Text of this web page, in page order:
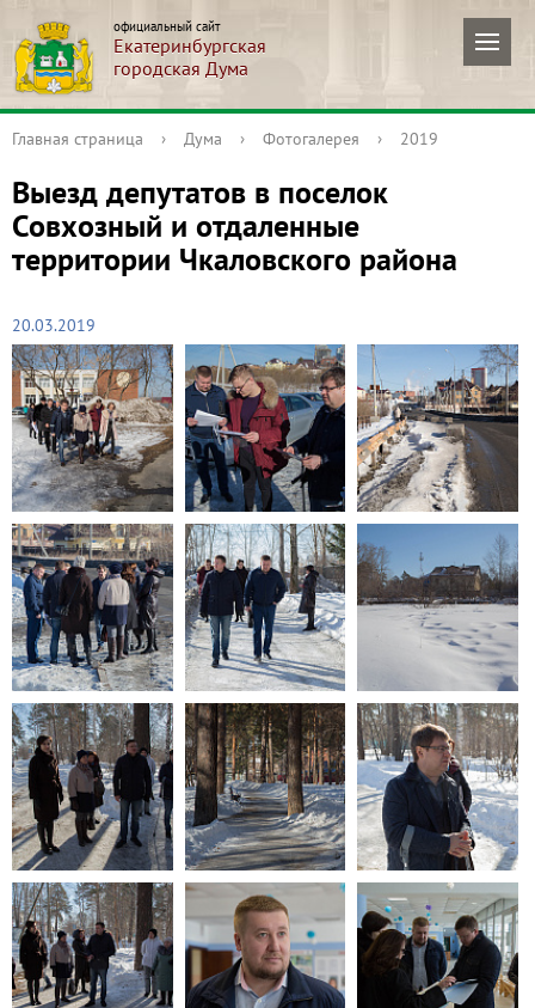
официальный сайт
Екатеринбургская
городская Дума
Главная страница › Дума › Фотогалерея › 2019
Выезд депутатов в поселок
Совхозный и отдаленные
территории Чкаловского района
20.03.2019